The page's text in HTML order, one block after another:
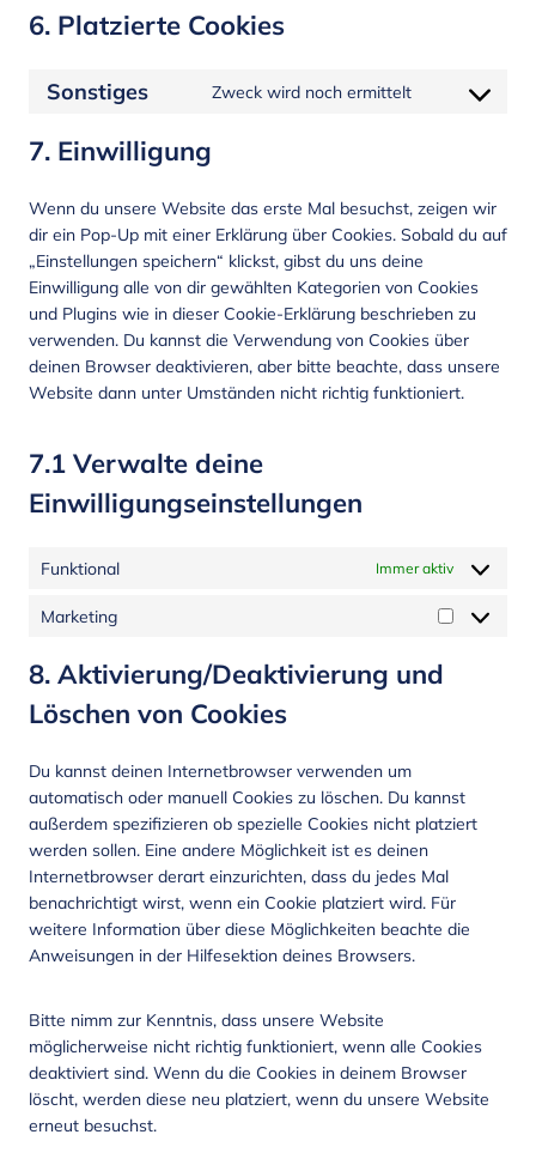
6. Platzierte Cookies
Sonstiges Zweck wird noch ermittelt
7. Einwilligung
Wenn du unsere Website das erste Mal besuchst, zeigen wir
dir ein Pop-Up mit einer Erklärung über Cookies. Sobald du auf
„Einstellungen speichern“ klickst, gibst du uns deine
Einwilligung alle von dir gewählten Kategorien von Cookies
und Plugins wie in dieser Cookie-Erklärung beschrieben zu
verwenden. Du kannst die Verwendung von Cookies über
deinen Browser deaktivieren, aber bitte beachte, dass unsere
Website dann unter Umständen nicht richtig funktioniert.
7.1 Verwalte deine
Einwilligungseinstellungen
Funktional Immer aktiv
Marketing
8. Aktivierung/Deaktivierung und
Löschen von Cookies
Du kannst deinen Internetbrowser verwenden um
automatisch oder manuell Cookies zu löschen. Du kannst
außerdem spezifizieren ob spezielle Cookies nicht platziert
werden sollen. Eine andere Möglichkeit ist es deinen
Internetbrowser derart einzurichten, dass du jedes Mal
benachrichtigt wirst, wenn ein Cookie platziert wird. Für
weitere Information über diese Möglichkeiten beachte die
Anweisungen in der Hilfesektion deines Browsers.
Bitte nimm zur Kenntnis, dass unsere Website
möglicherweise nicht richtig funktioniert, wenn alle Cookies
deaktiviert sind. Wenn du die Cookies in deinem Browser
löscht, werden diese neu platziert, wenn du unsere Website
erneut besuchst.